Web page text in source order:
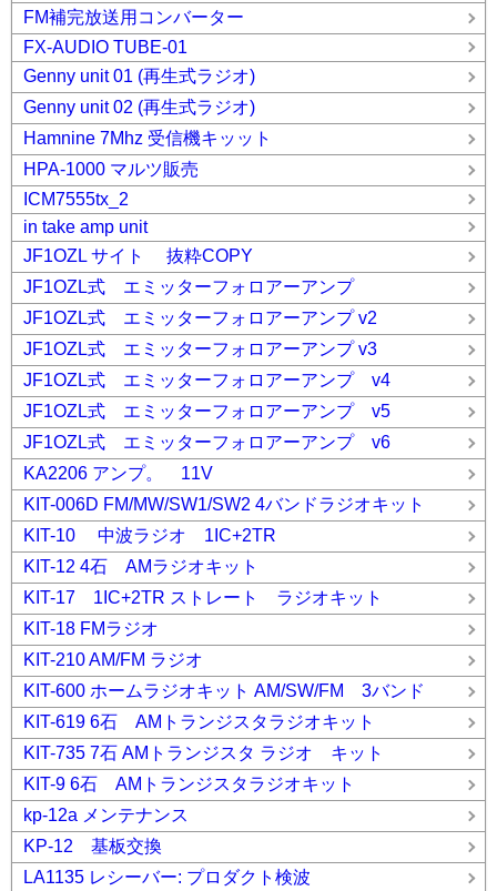
FM補完放送用コンバーター
FX-AUDIO TUBE-01
Genny unit 01 (再生式ラジオ)
Genny unit 02 (再生式ラジオ)
Hamnine 7Mhz 受信機キッット
HPA-1000 マルツ販売
ICM7555tx_2
in take amp unit
JF1OZL サイト 抜粋COPY
JF1OZL式 エミッターフォロアーアンプ
JF1OZL式 エミッターフォロアーアンプ v2
JF1OZL式 エミッターフォロアーアンプ v3
JF1OZL式 エミッターフォロアーアンプ v4
JF1OZL式 エミッターフォロアーアンプ v5
JF1OZL式 エミッターフォロアーアンプ v6
KA2206 アンプ。 11V
KIT-006D FM/MW/SW1/SW2 4バンドラジオキット
KIT-10 中波ラジオ 1IC+2TR
KIT-12 4石 AMラジオキット
KIT-17 1IC+2TR ストレート ラジオキット
KIT-18 FMラジオ
KIT-210 AM/FM ラジオ
KIT-600 ホームラジオキット AM/SW/FM 3バンド
KIT-619 6石 AMトランジスタラジオキット
KIT-735 7石 AMトランジスタ ラジオ キット
KIT-9 6石 AMトランジスタラジオキット
kp-12a メンテナンス
KP-12 基板交換
LA1135 レシーバー: プロダクト検波